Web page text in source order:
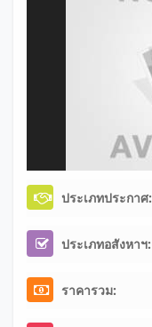
ประเภทประกาศ:
ประเภทอสังหาฯ:
ราคารวม: